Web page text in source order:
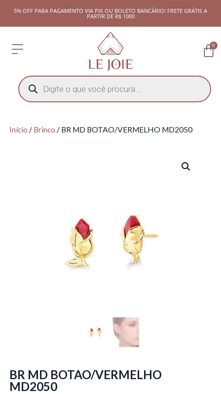
5% OFF PARA PAGAMENTO VIA PIX OU BOLETO BANCÁRIO! FRETE GRÁTIS A
PARTIR DE R$ 1000
0
Início / Brinco / BR MD BOTAO/VERMELHO MD2050
BR MD BOTAO/VERMELHO
MD2050